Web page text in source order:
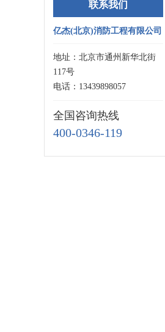
联系我们
亿杰(北京)消防工程有限公司
地址：北京市通州新华北街
117号
电话：13439898057
全国咨询热线
400-0346-119